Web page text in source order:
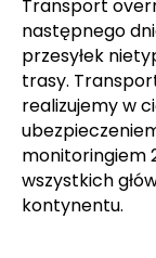
Transport
następnego
przesyłek
trasy.
realizujemy w
monitoringiem
wszystkich
kontynentu.